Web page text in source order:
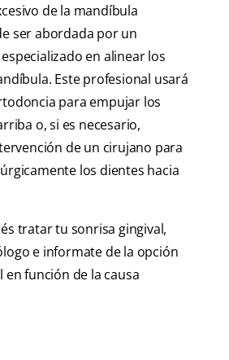
de la mandíbula
ser abordada por un
especializado en alinear los
Este profesional usará
para empujar los
o, si es necesario,
de un cirujano para
los dientes hacia
tratar tu sonrisa gingival,
e informate de la opción
función de la causa